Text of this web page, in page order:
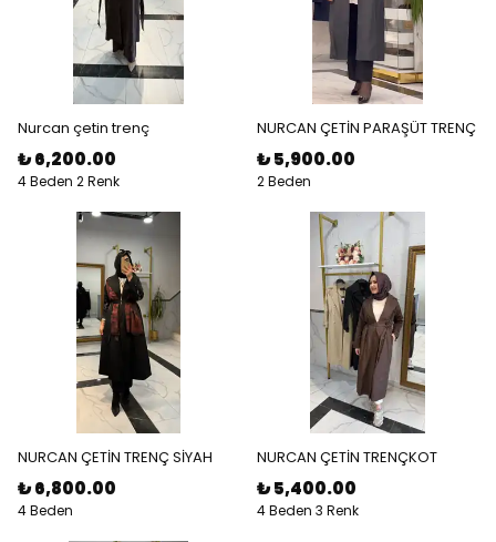
Nurcan çetin trenç
₺ 6,200.00
4 Beden 2 Renk
NURCAN ÇETİN PARAŞÜT TRENÇ
₺ 5,900.00
2 Beden
NURCAN ÇETİN TRENÇ SİYAH
₺ 6,800.00
4 Beden
NURCAN ÇETİN TRENÇKOT
₺ 5,400.00
4 Beden 3 Renk